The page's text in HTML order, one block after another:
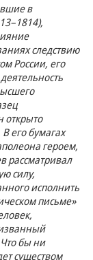
в
следствию
России, его
открыто
его бумагах
героем,
рассматривал
силу,
исполнить
письме»
бы ни
существом